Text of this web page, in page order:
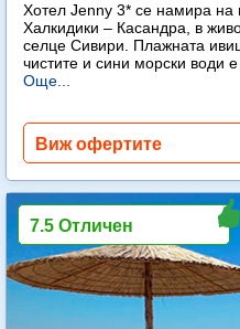
Хотел Jenny 3* се намира на
Халкидики – Касандра, в
селце Сивири. Плажната
чистите и сини морски води
Още...
Виж офертите
7.5 Отличен